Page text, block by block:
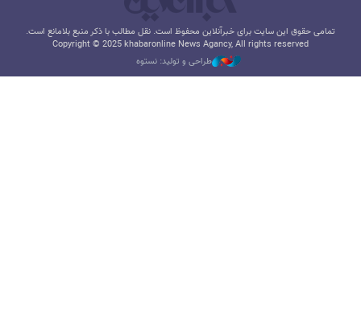
تمامی حقوق این سایت برای خبرآنلاین محفوظ است. نقل مطالب با ذکر منبع بلامانع است.
Copyright © 2025 khabaronline News Agancy, All rights reserved
طراحی و تولید: نستوه